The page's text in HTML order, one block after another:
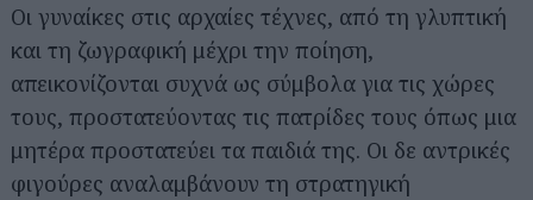
Οι γυναίκες στις αρχαίες τέχνες, από τη γλυπτική
και τη ζωγραφική μέχρι την ποίηση,
απεικονίζονται συχνά ως σύμβολα για τις χώρες
τους, προστατεύοντας τις πατρίδες τους όπως μια
μητέρα προστατεύει τα παιδιά της. Οι δε αντρικές
φιγούρες αναλαμβάνουν τη στρατηγική